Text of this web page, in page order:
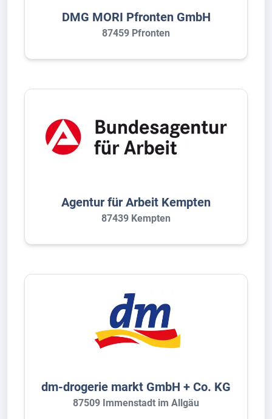
DMG MORI Pfronten GmbH
87459 Pfronten
Agentur für Arbeit Kempten
87439 Kempten
dm-drogerie markt GmbH + Co. KG
87509 Immenstadt im Allgäu